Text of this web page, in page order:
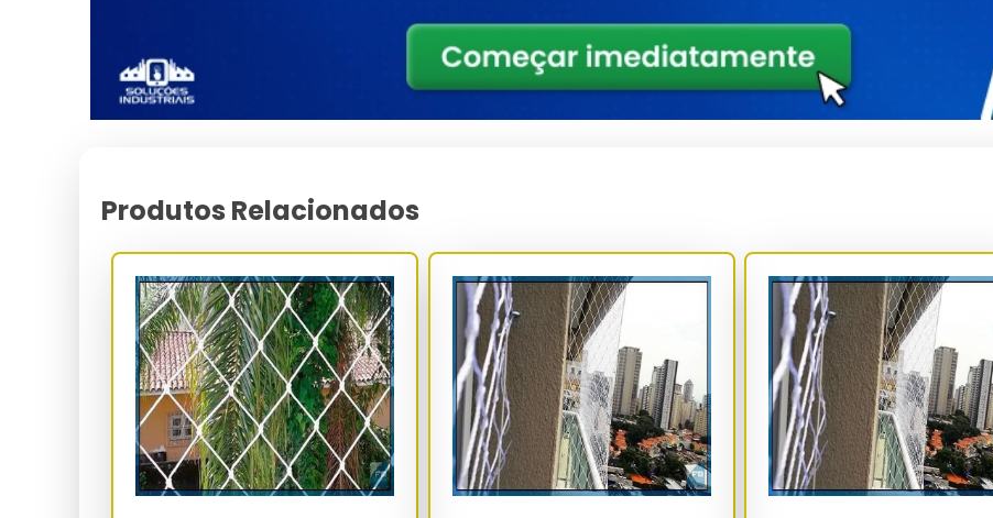
conforme ABNT NBR 14718 e NR-12, reduzindo o downtime operacional por acidentes em até 72%.
O ROI da instalação profissional frente à reposição por falha estrutural é inferior a 14 meses em condomínios
residenciais e inferior a 8 meses em ambientes industriais, considerando o custo médio de sinistro (R$ 28 mil em
residência e R$ 180 mil em planta fabril). A manutenção preventiva semestral com teste de tensão e inspeção
NR-18 (segurança na construção civil), estabelecendo pontos de ancoragem a cada 30 cm no perímetro do vão.
Cada gancho de aço galvanizado a fogo com espessura mínima de 3.0 mm deve suportar carga de ruptura
calculada pelo engenheiro responsável.
A fixação estrutural é executada com buchas de nylon com aleta e parafusos de aço inox AISI 304 em alvenaria,
ou ancoragem química epóxi-vinil éster em concreto estrutural de classe C25 ou superior. A resistência de
extração é ensaiada conforme ASTM E-488 atingindo valores superiores a 280 kgf, parâmetro mandatório para
certificação NBR 16046-1 e rastreabilidade junto à ART recolhida no CREA do estado.
Parâmetro
Especificação
Material da rede
PEAD virgem com 0.2% de negro de fumo
3x3 cm pet - 5x5 cm geral - 12x12 cm
Produtos Relacionados